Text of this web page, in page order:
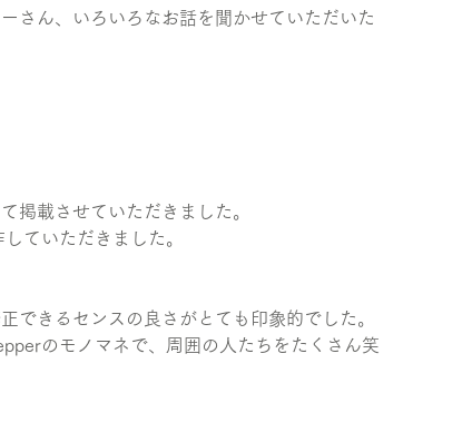
さん、いろいろなお話を聞かせていただいた
掲載させていただきました。
ていただきました。
できるセンスの良さがとても印象的でした。
のモノマネで、周囲の人たちをたくさん笑